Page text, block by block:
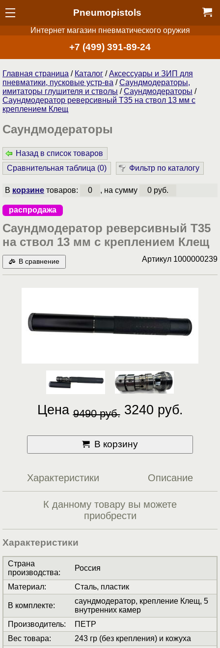
Pneumopistols
Интернет магазин пневматического оружия
+7 (499) 391-89-24
Главная страница / Каталог /Аксессуары и ЗИП для
пневматики, пусковые устр-ва /Саундмодераторы,
имитаторы глушителя и стволы /Саундмодераторы /
Саундмодератор реверсивный T35 на ствол 13 мм с
креплением Клещ
Саундмодераторы
Назад в список товаров
Сравнительная таблица (0) Фильтр по каталогу
В корзинетоваров: 0 , на сумму 0 руб.
распродажа
Саундмодератор реверсивный T35
на ствол 13 мм с креплением Клещ
В сравнение Артикул 1000000239
Цена 9490 руб. 3240 руб.
В корзину
Характеристики Описание
К данному товару вы можете
приобрести
Характеристики
Страна
производства:
Россия
Материал: Сталь, пластик
В комплекте:
саундмодератор, крепление Клещ, 5
внутренних камер
Производитель:
ПЕТР
Вес товара:
243 гр (без крепления) и кожуха